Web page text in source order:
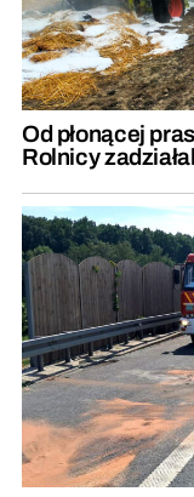
Od płonącej
Rolnicy